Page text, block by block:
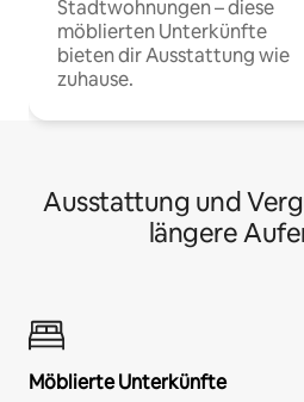
Stadtwohnungen – diese
möblierten Unterkünfte
bieten dir Ausstattung wie
zuhause.
Ausstattung und
längere
Möblierte Unterkünfte